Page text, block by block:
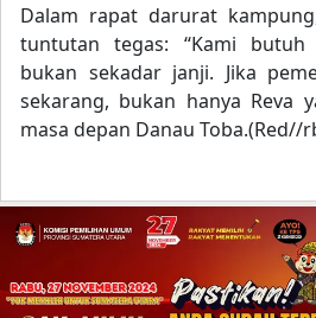
Dalam rapat darurat
tuntutan tegas: “Kami butuh
bukan sekadar janji. Jika
sekarang, bukan hanya Reva
masa depan Danau Toba.(Red//